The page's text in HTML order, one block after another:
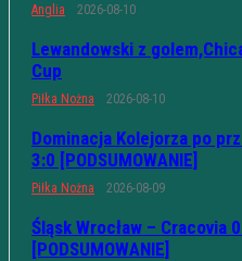
Anglia 2026-08-10
Lewandowski z
Cup
Piłka Nożna 2026-08-10
Dominacja Kolejorza po
3:0 [PODSUMOWANIE]
Piłka Nożna 2026-08-09
Śląsk Wrocław – Cracovia
[PODSUMOWANIE]